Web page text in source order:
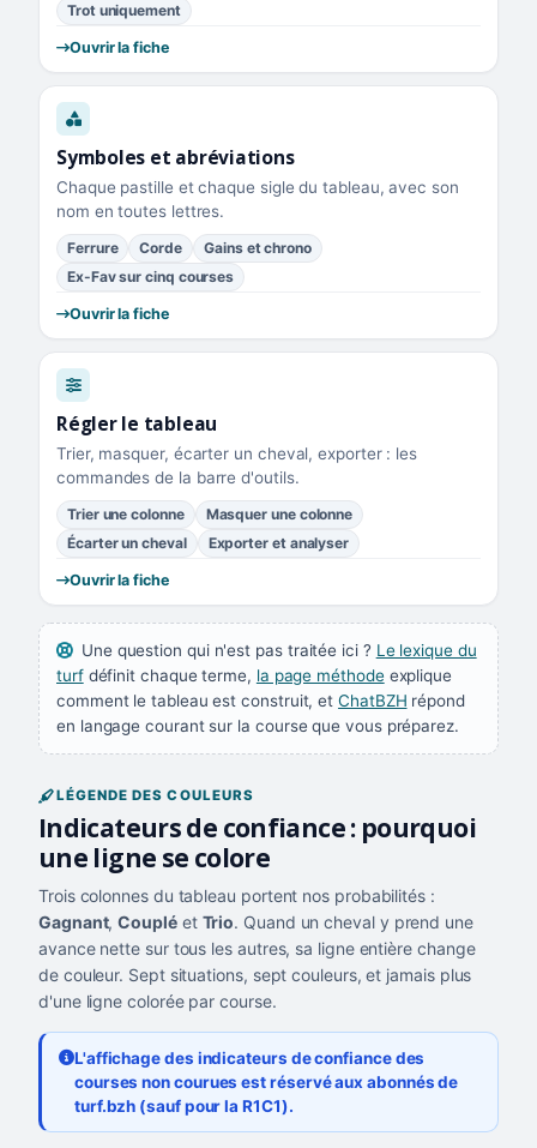
Trot uniquement
Ouvrir la fiche
Symboles et abréviations
Chaque pastille et chaque sigle du tableau, avec son
nom en toutes lettres.
Ferrure Corde
Gains et chrono
Ex-Fav sur cinq courses
Ouvrir la fiche
Régler le tableau
Trier, masquer, écarter un cheval, exporter : les
commandes de la barre d'outils.
Trier une colonne
Masquer une colonne
Écarter un cheval
Exporter et analyser
Ouvrir la fiche
Une question qui n'est pas traitée ici ? Le lexique du
turfdéfinit chaque terme, la page méthodeexplique
comment le tableau est construit, etChatBZH répond
en langage courant sur la course que vous préparez.
LÉGENDE DES COULEURS
Indicateurs de confiance : pourquoi
une ligne se colore
Trois colonnes du tableau portent nos probabilités :
Gagnant,Coupléet Trio. Quand un cheval y prend une
avance nette sur tous les autres, sa ligne entière change
de couleur. Sept situations, sept couleurs, et jamais plus
d'une ligne colorée par course.
L'affichage des indicateurs de confiance des
courses non courues est réservé aux abonnés de
turf.bzh (sauf pour la R1C1).